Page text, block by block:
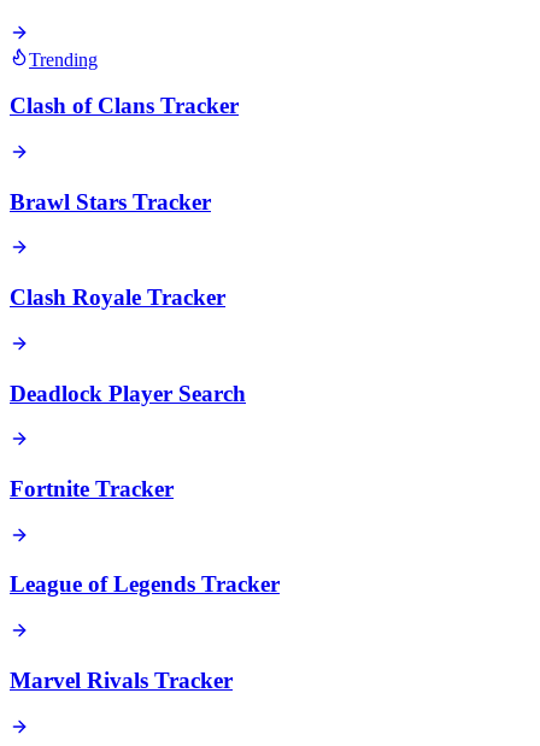
Trending
Clash of Clans Tracker
Brawl Stars Tracker
Clash Royale Tracker
Deadlock Player Search
Fortnite Tracker
League of Legends Tracker
Marvel Rivals Tracker